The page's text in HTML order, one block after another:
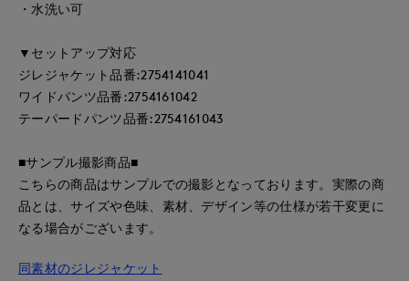
・水洗い可
▼セットアップ対応
ジレジャケット品番:2754141041
ワイドパンツ品番:2754161042
テーパードパンツ品番:2754161043
■サンプル撮影商品■
こちらの商品はサンプルでの撮影となっております。実際の商
品とは、サイズや色味、素材、デザイン等の仕様が若干変更に
なる場合がございます。
同素材のジレジャケット